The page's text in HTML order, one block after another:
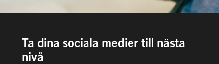
Ta dina sociala medier till nästa
nivå